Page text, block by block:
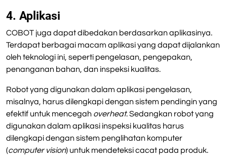
4. Aplikasi
COBOT juga dapat dibedakan berdasarkan aplikasinya.
Terdapat berbagai macam aplikasi yang dapat dijalankan
oleh teknologi ini, seperti pengelasan, pengepakan,
penanganan bahan, dan inspeksi kualitas.
Robot yang digunakan dalam aplikasi pengelasan,
misalnya, harus dilengkapi dengan sistem pendingin yang
efektif untuk mencegah overheat. Sedangkan robot yang
digunakan dalam aplikasi inspeksi kualitas harus
dilengkapi dengan sistem penglihatan komputer
(computer vision) untuk mendeteksi cacat pada produk.